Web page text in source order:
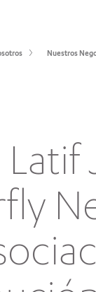
Nuestros